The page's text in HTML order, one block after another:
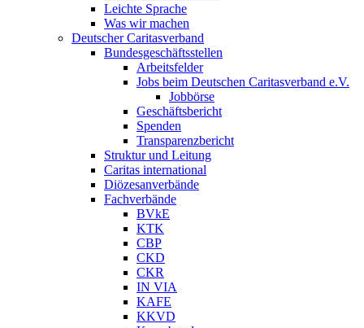
Leichte Sprache
Was wir machen
Deutscher Caritasverband
Bundesgeschäftsstellen
Arbeitsfelder
Jobs beim Deutschen Caritasverband e.V.
Jobbörse
Geschäftsbericht
Spenden
Transparenzbericht
Struktur und Leitung
Caritas international
Diözesanverbände
Fachverbände
BVkE
KTK
CBP
CKD
CKR
IN VIA
KAFE
KKVD